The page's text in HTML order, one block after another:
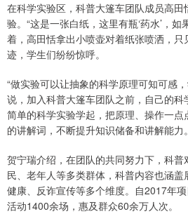
在科学实验区，科普大篷车团队成员高
验。“这是一张白纸，这里有瓶‘药水’，
着，高田恬拿出小喷壶对着纸张喷洒，
迹，学生们纷纷惊呼。
“做实验可以让抽象的科学原理可知可感
说，加入科普大篷车团队之前，自己的
简单的科学实验学起，把原理、操作一
的讲解词，不断提升知识储备和讲解能力。
贺宁瑞介绍，在团队的共同努力下，科
民、老年人等多类群体，科普内容也涵
健康、反诈宣传等多个维度。自2017年
活动1400余场，惠及群众60余万人次。